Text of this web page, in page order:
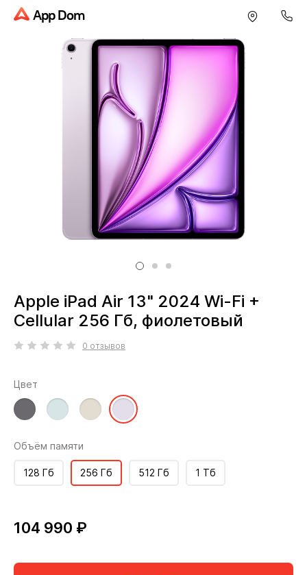
App Dom
Apple iPad Air 13" 2024 Wi-Fi +
Cellular 256 Гб, фиолетовый
0 отзывов
Цвет
Объём памяти
256 Гб 1 Тб
128 Гб 512 Гб
104 990 ₽